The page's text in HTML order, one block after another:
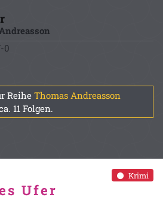
0
Reihe Thomas Andreasson
11 Folgen.
Krimi
Ufer